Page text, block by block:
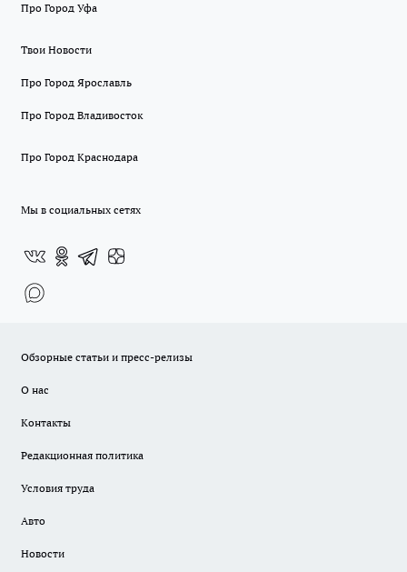
Про Город Уфа
Твои Новости
Про Город Ярославль
Про Город Владивосток
Про Город Краснодара
Мы в социальных сетях
Обзорные статьи и пресс-релизы
О нас
Контакты
Редакционная политика
Условия труда
Авто
Новости